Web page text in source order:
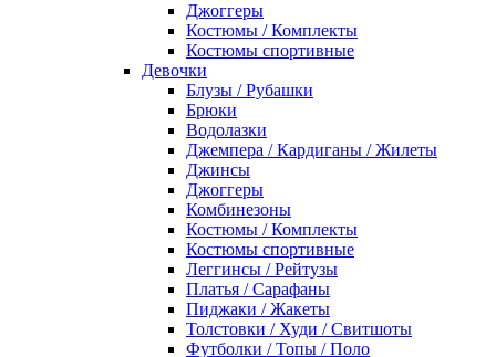
Джоггеры
Костюмы / Комплекты
Костюмы спортивные
Девочки
Блузы / Рубашки
Брюки
Водолазки
Джемпера / Кардиганы / Жилеты
Джинсы
Джоггеры
Комбинезоны
Костюмы / Комплекты
Костюмы спортивные
Леггинсы / Рейтузы
Платья / Сарафаны
Пиджаки / Жакеты
Толстовки / Худи / Свитшоты
Футболки / Топы / Поло